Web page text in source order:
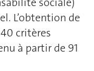
L’obtention de
critères
à partir de 91